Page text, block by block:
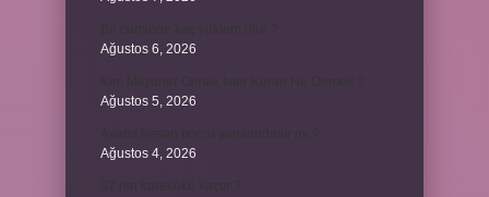
Ağustos 6, 2026
Ağustos 5, 2026
Ağustos 4, 2026